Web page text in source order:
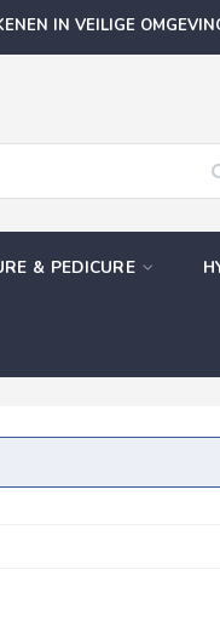
IN VEILIGE
& PEDICURE